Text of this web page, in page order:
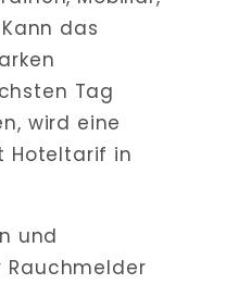
das
Tag
wird eine
Hoteltarif in
und
Rauchmelder